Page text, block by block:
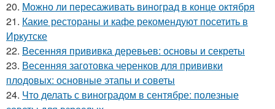
20. Можно ли пересаживать виноград в конце октября
21. Какие рестораны и кафе рекомендуют посетить в
Иркутске
22. Весенняя прививка деревьев: основы и секреты
23. Весенняя заготовка черенков для прививки
плодовых: основные этапы и советы
24. Что делать с виноградом в сентябре: полезные